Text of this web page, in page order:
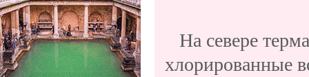
На севере
хлорированные